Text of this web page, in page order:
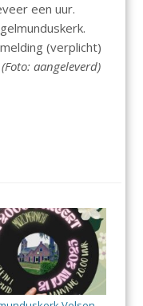
een uur.
(verplicht)
(Foto: aangeleverd)